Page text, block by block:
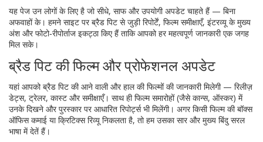
यह पेज उन लोगों के लिए है जो सीधे, साफ और उपयोगी अपडेट चाहते हैं — बिना
अफवाहों के। हमने साइट पर ब्रैड पिट से जुड़ी रिपोर्टें, फिल्म समीक्षाएँ, इंटरव्यू के मुख्य
अंश और फोटो‑रीपोर्ताज इकट्ठा किए हैं ताकि आपको हर महत्वपूर्ण जानकारी एक जगह
मिल सके।
ब्रैड पिट की फिल्म और प्रोफेशनल अपडेट
यहां आपको ब्रैड पिट की आने वाली और हाल की फिल्मों की जानकारी मिलेगी — रिलीज़
डेट्स, ट्रेलर, कास्ट और समीक्षाएँ। साथ ही फिल्म समारोहों (जैसे कान्स, ऑस्कर) में
उनके दिखने और पुरस्कार पर आधारित रिपोर्ट्स भी मिलेंगी। अगर किसी फिल्म की बॉक्स
ऑफिस कमाई या क्रिटिक्स रिव्यू निकलता है, तो हम उसका सार और मुख्य बिंदु सरल
भाषा में देतें हैं।